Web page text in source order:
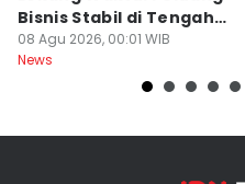
Bisnis Stabil di Tengah
Perubahan
08 Agu 2026, 00:01 WIB
News